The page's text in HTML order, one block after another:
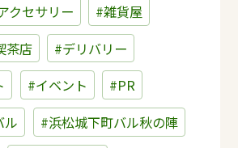
クセサリー
#雑貨屋
茶店
#デリバリー
#イベント
#PR
ル
#浜松城下町バル秋の陣